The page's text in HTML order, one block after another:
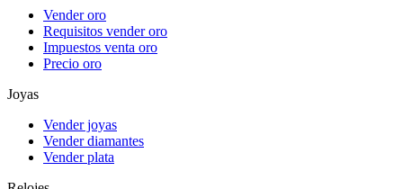
Vender oro
Requisitos vender oro
Impuestos venta oro
Precio oro
Joyas
Vender joyas
Vender diamantes
Vender plata